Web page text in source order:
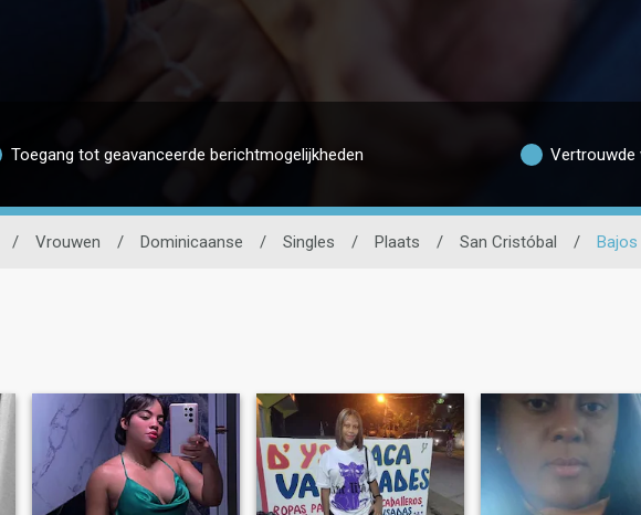
Toegang tot geavanceerde berichtmogelijkheden Vertrouwde
/ Vrouwen / Dominicaanse / Singles / Plaats / San Cristóbal / Bajos